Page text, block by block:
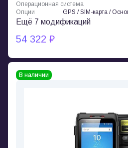
Операционная система
Опции
GPS / SIM-карта /
Ещё 7 модификаций
54 322 ₽
В наличии